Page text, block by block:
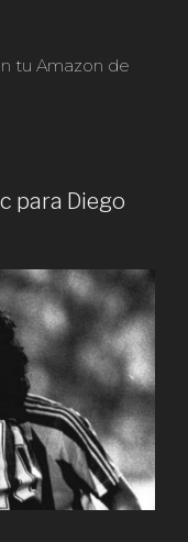
tu Amazon de
para Diego